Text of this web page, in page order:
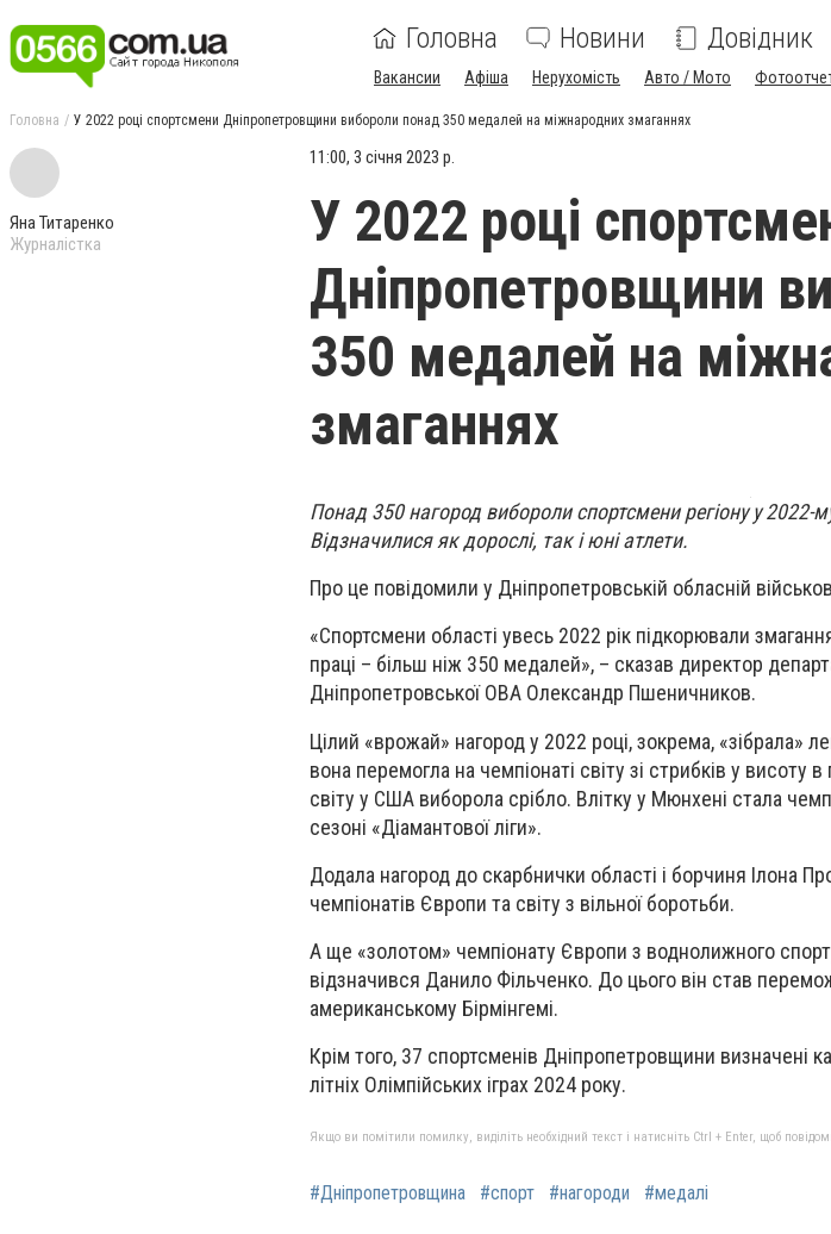
Головна Новини Довідник
Вакансии Афіша Нерухомість Авто / Мото
Головна У 2022 році спортсмени Дніпропетровщини вибороли понад 350 медалей на міжнародних змаганнях
Яна Титаренко
Журналістка
11:00, 3 січня 2023 р.
У 2022 році
Дніпропетровщини
350 медалей на
змаганнях
Понад 350 нагород вибороли спортсмени регіону у 2022-
Відзначилися як дорослі, так і юні атлети.
Про це повідомили у Дніпропетровській обласній
«Спортсмени області увесь 2022 рік підкорювали
праці – більш ніж 350 медалей», – сказав директор
Дніпропетровської ОВА Олександр Пшеничников.
Цілий «врожай» нагород у 2022 році, зокрема, «зібрала»
вона перемогла на чемпіонаті світу зі стрибків у висоту
світу у США виборола срібло. Влітку у Мюнхені стала
сезоні «Діамантової ліги».
Додала нагород до скарбнички області і борчиня Ілона
чемпіонатів Європи та світу з вільної боротьби.
А ще «золотом» чемпіонату Європи з воднолижного
відзначився Данило Фільченко. До цього він став
американському Бірмінгемі.
Крім того, 37 спортсменів Дніпропетровщини визначені
літніх Олімпійських іграх 2024 року.
Якщо ви помітили помилку, виділіть необхідний текст і натисніть Ctrl + Enter, щоб
#Дніпропетровщина #спорт #нагороди #медалі